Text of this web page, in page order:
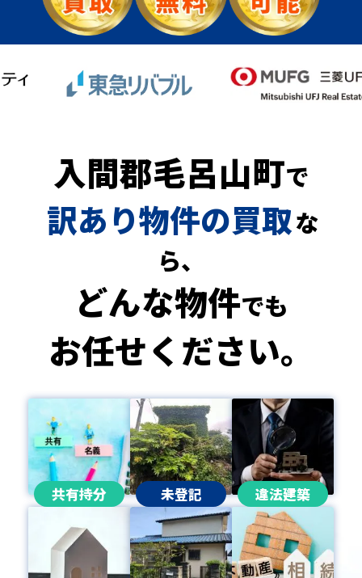
入間郡毛呂山町で
訳あり物件の買取な
ら、
どんな物件でも
お任せください。
共有持分 未登記 違法建築